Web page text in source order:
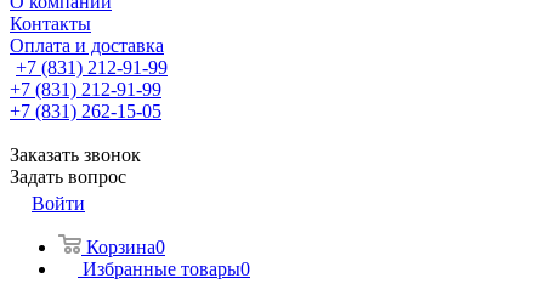
Контакты
Оплата и доставка
+7 (831) 212-91-99
+7 (831) 212-91-99
+7 (831) 262-15-05
Заказать звонок
Задать вопрос
Войти
Корзина0
Избранные товары0